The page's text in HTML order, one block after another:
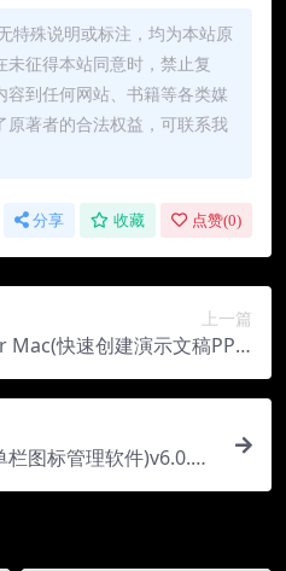
特殊说明或标注，均为本站原
征得本站同意时，禁止复
到任何网站、书籍等各类媒
著者的合法权益，可联系我
分享 收藏 点赞(0)
上一篇
快速创建演示文稿PPT)
直装版
图标管理软件)v6.0.3